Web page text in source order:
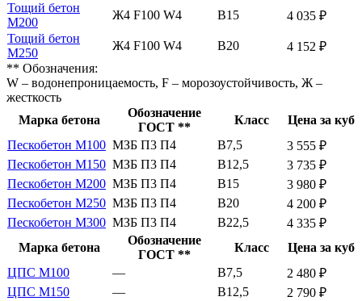
Тощий бетон
М200
Ж4 F100 W4 В15
4 035 ₽
Тощий бетон
М250
Ж4 F100 W4 В20
4 152 ₽
** Обозначения:
W – водонепроницаемость, F – морозоустойчивость, Ж –
жесткость
Марка бетона
Обозначение
ГОСТ **
Класс
Цена за куб
Пескобетон М100 МЗБ П3 П4 В7,5
3 555 ₽
Пескобетон М150 МЗБ П3 П4 В12,5
3 735 ₽
Пескобетон М200 МЗБ П3 П4 В15
3 980 ₽
Пескобетон М250 МЗБ П3 П4 В20
4 200 ₽
Пескобетон М300 МЗБ П3 П4 В22,5
4 335 ₽
Марка бетона
Обозначение
ГОСТ **
Класс
Цена за куб
ЦПС М100
— В7,5
2 480 ₽
ЦПС М150
— В12,5
2 790 ₽